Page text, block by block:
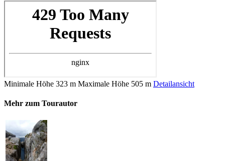
Minimale Höhe 323 m Maximale Höhe 505 m Detailansicht
Mehr zum Tourautor